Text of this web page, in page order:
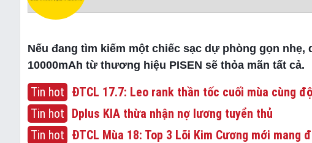
Nếu đang tìm kiếm một chiếc sạc dự phòng gọn
10000mAh từ thương hiệu PISEN sẽ thỏa mãn tất cả.
Tin hot ĐTCL 17.7: Leo rank thần tốc cuối mùa cùng
Tin hot Dplus KIA thừa nhận nợ lương tuyển thủ
Tin hot ĐTCL Mùa 18: Top 3 Lõi Kim Cương mới mang